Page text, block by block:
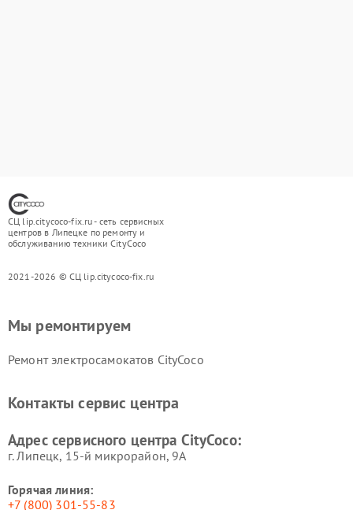
СЦ lip.citycoco-fix.ru - сеть сервисных
центров в Липецке по ремонту и
обслуживанию техники CityCoco
2021-2026 © СЦ lip.citycoco-fix.ru
Мы ремонтируем
Ремонт электросамокатов CityCoco
Контакты сервис центра
Адрес сервисного центра CityCoco:
г. Липецк, 15-й микрорайон, 9А
Горячая линия:
+7 (800) 301-55-83